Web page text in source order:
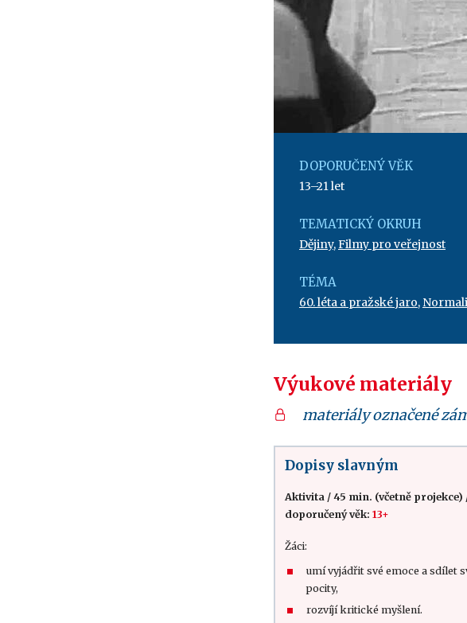
DOPORUČENÝ VĚK
13–21 let
TEMATICKÝ OKRUH
Dějiny,Filmy pro veřejnost
TÉMA
60. léta a pražské jaro,
Výukové materiály
materiály označené
Dopisy slavným
Aktivita / 45 min. (včetně projekce)
doporučený věk: 13+
Žáci:
umí vyjádřit své emoce a sdílet
pocity,
rozvíjí kritické myšlení.